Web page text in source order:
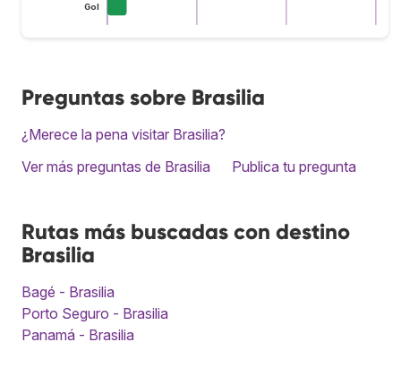
Gol
Preguntas sobre Brasilia
¿Merece la pena visitar Brasilia?
Ver más preguntas de Brasilia
Publica tu pregunta
Rutas más buscadas con destino
Brasilia
Bagé - Brasilia
Porto Seguro - Brasilia
Panamá - Brasilia